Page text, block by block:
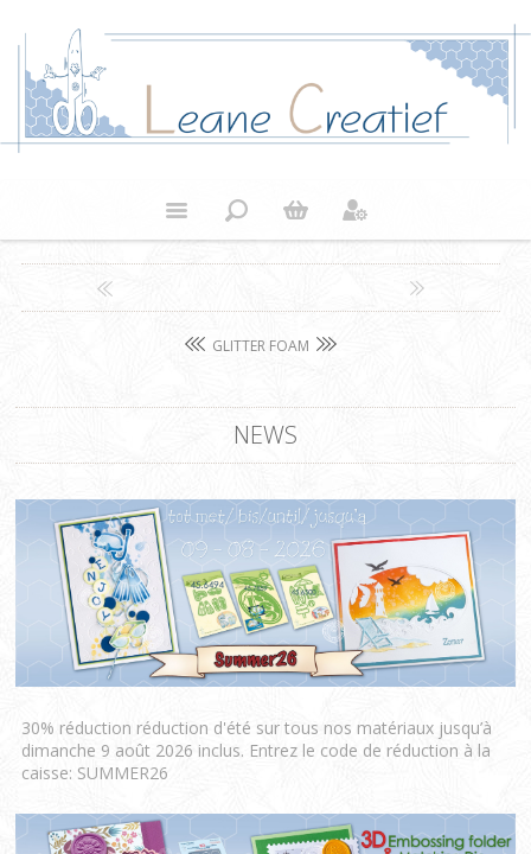
GLITTER FOAM
NEWS
30% réduction réduction d'été sur tous nos matériaux jusqu’à
dimanche 9 août 2026 inclus. Entrez le code de réduction à la
caisse: SUMMER26